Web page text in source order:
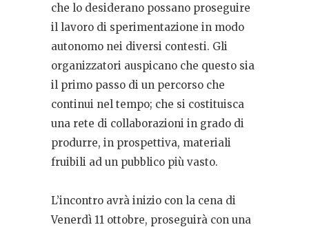
che lo desiderano possano proseguire
il lavoro di sperimentazione in modo
autonomo nei diversi contesti. Gli
organizzatori auspicano che questo sia
il primo passo di un percorso che
continui nel tempo; che si costituisca
una rete di collaborazioni in grado di
produrre, in prospettiva, materiali
fruibili ad un pubblico più vasto.
L’incontro avrà inizio con la cena di
Venerdì 11 ottobre, proseguirà con una